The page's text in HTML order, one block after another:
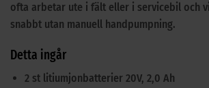
ofta arbetar ute i fält eller i servicebil och
snabbt utan manuell handpumpning.
Detta ingår
2 st litiumjonbatterier 20V, 2,0 Ah